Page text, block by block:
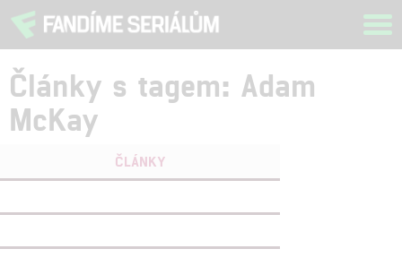
Články s tagem: Adam
McKay
ČLÁNKY